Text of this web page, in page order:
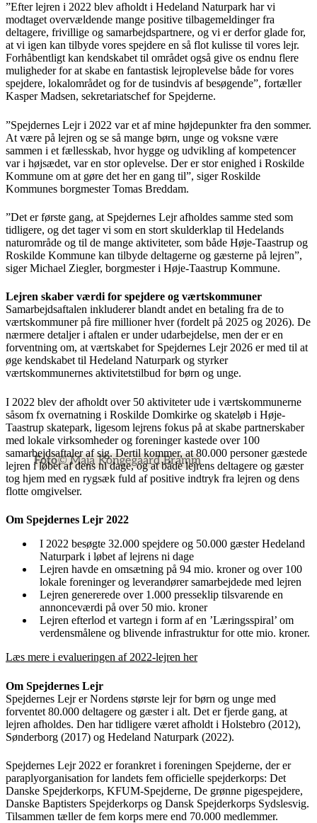
Foto© Maja Kongegaard Bramm
”Efter lejren i 2022 blev afholdt i Hedeland Naturpark har vi
modtaget overvældende mange positive tilbagemeldinger fra
deltagere, frivillige og samarbejdspartnere, og vi er derfor glade for,
at vi igen kan tilbyde vores spejdere en så flot kulisse til vores lejr.
Forhåbentligt kan kendskabet til området også give os endnu flere
muligheder for at skabe en fantastisk lejroplevelse både for vores
spejdere, lokalområdet og for de tusindvis af besøgende”, fortæller
Kasper Madsen, sekretariatschef for Spejderne.
”Spejdernes Lejr i 2022 var et af mine højdepunkter fra den sommer.
At være på lejren og se så mange børn, unge og voksne være
sammen i et fællesskab, hvor hygge og udvikling af kompetencer
var i højsædet, var en stor oplevelse. Der er stor enighed i Roskilde
Kommune om at gøre det her en gang til”, siger Roskilde
Kommunes borgmester Tomas Breddam.
”Det er første gang, at Spejdernes Lejr afholdes samme sted som
tidligere, og det tager vi som en stort skulderklap til Hedelands
naturområde og til de mange aktiviteter, som både Høje-Taastrup og
Roskilde Kommune kan tilbyde deltagerne og gæsterne på lejren”,
siger Michael Ziegler, borgmester i Høje-Taastrup Kommune.
Lejren skaber værdi for spejdere og værtskommuner
Samarbejdsaftalen inkluderer blandt andet en betaling fra de to
værtskommuner på fire millioner hver (fordelt på 2025 og 2026). De
nærmere detaljer i aftalen er under udarbejdelse, men der er en
forventning om, at værtskabet for Spejdernes Lejr 2026 er med til at
øge kendskabet til Hedeland Naturpark og styrker
værtskommunernes aktivitetstilbud for børn og unge.
I 2022 blev der afholdt over 50 aktiviteter ude i værtskommunerne
såsom fx overnatning i Roskilde Domkirke og skateløb i Høje-
Taastrup skatepark, ligesom lejrens fokus på at skabe partnerskaber
med lokale virksomheder og foreninger kastede over 100
samarbejdsaftaler af sig. Dertil kommer, at 80.000 personer gæstede
lejren i løbet af dens ni dage, og at både lejrens deltagere og gæster
tog hjem med en rygsæk fuld af positive indtryk fra lejren og dens
flotte omgivelser.
Om Spejdernes Lejr 2022
I 2022 besøgte 32.000 spejdere og 50.000 gæster Hedeland
Naturpark i løbet af lejrens ni dage
Lejren havde en omsætning på 94 mio. kroner og over 100
lokale foreninger og leverandører samarbejdede med lejren
Lejren genererede over 1.000 presseklip tilsvarende en
annonceværdi på over 50 mio. kroner
Lejren efterlod et vartegn i form af en ’Læringsspiral’ om
verdensmålene og blivende infrastruktur for otte mio. kroner.
Læs mere i evalueringen af 2022-lejren her
Om Spejdernes Lejr
Spejdernes Lejr er Nordens største lejr for børn og unge med
forventet 80.000 deltagere og gæster i alt. Det er fjerde gang, at
lejren afholdes. Den har tidligere været afholdt i Holstebro (2012),
Sønderborg (2017) og Hedeland Naturpark (2022).
Spejdernes Lejr 2022 er forankret i foreningen Spejderne, der er
paraplyorganisation for landets fem officielle spejderkorps: Det
Danske Spejderkorps, KFUM-Spejderne, De grønne pigespejdere,
Danske Baptisters Spejderkorps og Dansk Spejderkorps Sydslesvig.
Tilsammen tæller de fem korps mere end 70.000 medlemmer.